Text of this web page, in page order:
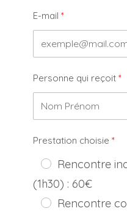
E-mail
Personne qui reçoit
Prestation choisie
Rencontre
(1h30) : 60€
Rencontre